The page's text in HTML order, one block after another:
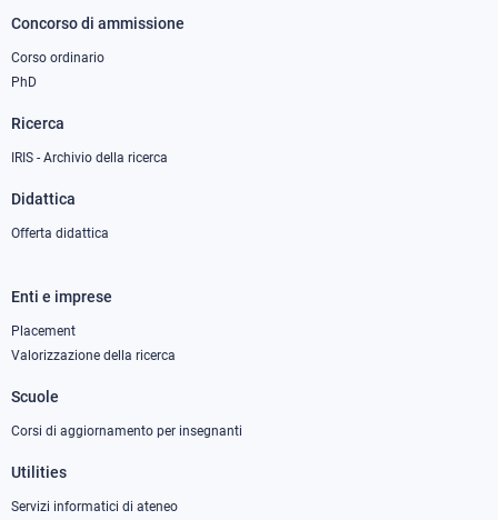
Concorso di ammissione
Corso ordinario
PhD
Ricerca
IRIS - Archivio della ricerca
Didattica
Offerta didattica
Footer
column
Enti e imprese
Placement
Valorizzazione della ricerca
Scuole
Corsi di aggiornamento per insegnanti
Utilities
Servizi informatici di ateneo